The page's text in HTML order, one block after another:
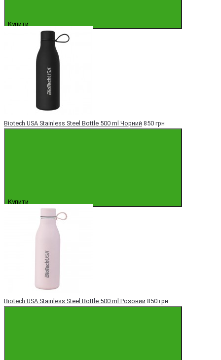
Купити
Biotech USA Stainless Steel Bottle 500 ml Чорний 850 грн
Купити
Biotech USA Stainless Steel Bottle 500 ml Розовий 850 грн